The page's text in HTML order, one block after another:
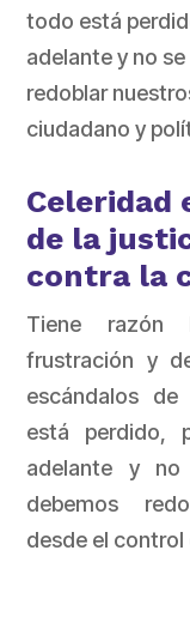
todo está
adelante y no
redoblar
ciudadano y
Celeridad
de la
contra la
Tiene razón
frustración y
escándalos
está perdido,
adelante y no
debemos
desde el